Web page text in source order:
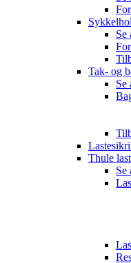
Se
Tak- og
Se
Thule
Se